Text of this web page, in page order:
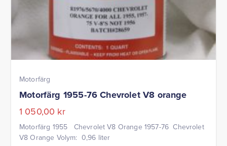
Motorfärg
Motorfärg 1955-76 Chevrolet V8 orange
1 050,00 kr
Motorfärg 1955 Chevrolet V8 Orange 1957-76 Chevrolet
V8 Orange Volym: 0,96 liter